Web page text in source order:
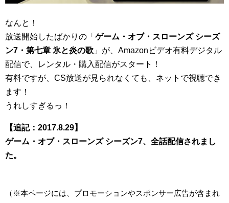
なんと！
放送開始したばかりの「 ゲーム・オブ・スローンズ シーズ
ン7・第七章 氷と炎の歌 」が、Amazonビデオ有料デジタル
配信で、レンタル・購入配信がスタート！
有料ですが、CS放送が見られなくても、ネットで視聴でき
ます！
うれしすぎるっ！
【追記：2017.8.29】
ゲーム・オブ・スローンズ シーズン7、全話配信されまし
た。
（※本ページには、プロモーションやスポンサー広告が含まれ